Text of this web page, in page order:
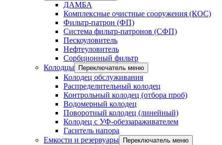
ДАМБА
Комплексные очистные сооружения (КОС)
Фильтр-патрон (ФП)
Система фильтр-патронов (СФП)
Пескоуловитель
Нефтеуловитель
Сорбционный фильтр
Колодцы
Переключатель меню
Колодец обслуживания
Распределительный колодец
Контрольный колодец (отбора проб)
Водомерный колодец
Поворотный колодец (линейный)
Колодец с УФ-обеззараживателем
Гаситель напора
Емкости и резервуары
Переключатель меню